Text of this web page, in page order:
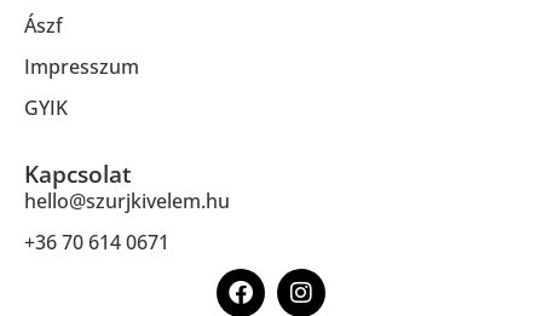
Ászf
Impresszum
GYIK
Kapcsolat
hello@szurjkivelem.hu
+36 70 614 0671